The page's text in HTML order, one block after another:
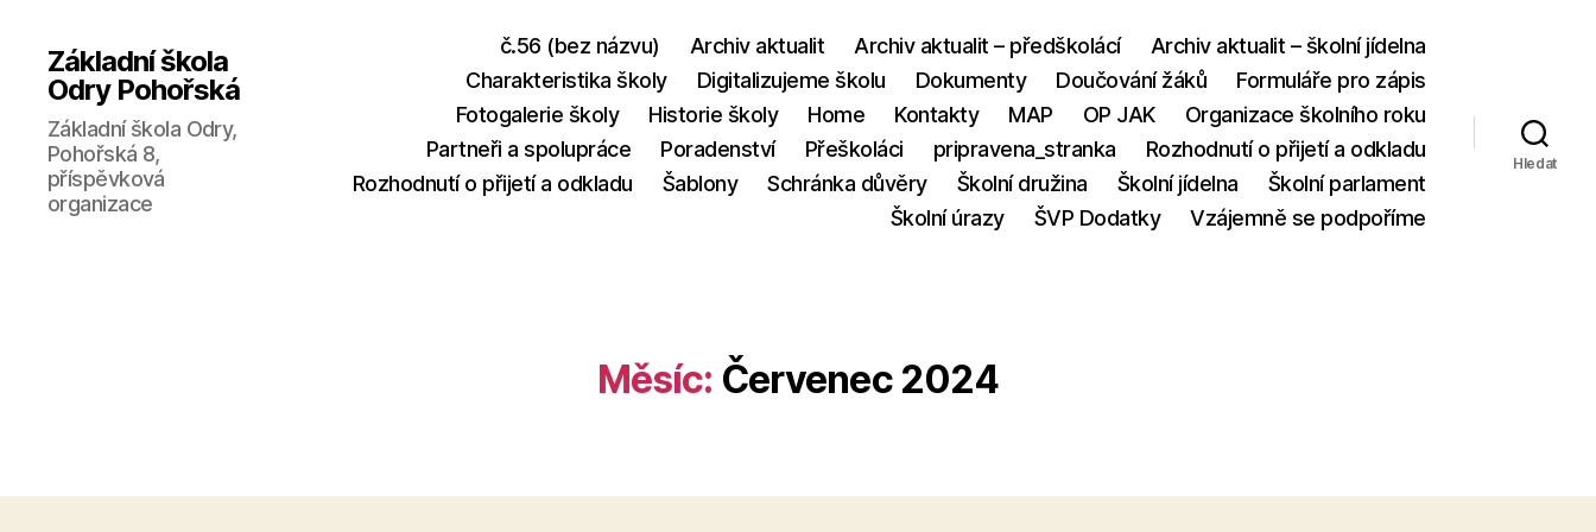
Základní škola
Odry Pohořská
Základní škola Odry,
Pohořská 8,
příspěvková
organizace
č.56 (bez názvu) Archiv aktualit Archiv aktualit – předškolácí
Archiv aktualit – školní jídelna
Charakteristika školy
Digitalizujeme školu Dokumenty Doučování žáků
Formuláře pro zápis
Fotogalerie školy
Historie školy Home Kontakty MAP OP JAK
Organizace školního roku
Partneři a spolupráce
Poradenství Přeškoláci pripravena_stranka
Rozhodnutí o přijetí a odkladu
Rozhodnutí o přijetí a odkladu
Šablony Schránka důvěry Školní družina Školní jídelna
Školní parlament
Školní úrazy
ŠVP Dodatky Vzájemně se podpoříme
Hledat
Měsíc: Červenec 2024